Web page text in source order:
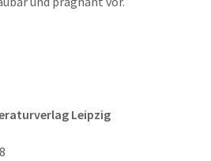
Leipzig